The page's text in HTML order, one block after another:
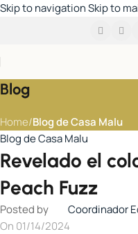
Skip to navigationSkip to
Blog
Home/Blog de Casa Malu
Blog de Casa Malu
Revelado el
Peach Fuzz
Posted by
Coordinador
On 01/14/2024